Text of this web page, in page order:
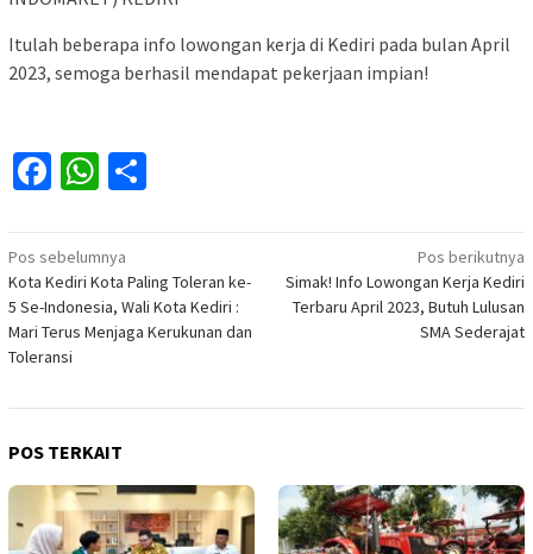
Itulah beberapa info lowongan kerja di Kediri pada bulan April
2023, semoga berhasil mendapat pekerjaan impian!
Facebook
WhatsApp
Navigasi
pos
Pos sebelumnya
Kota Kediri Kota Paling Toleran ke-
5 Se-Indonesia, Wali Kota Kediri :
Mari Terus Menjaga Kerukunan dan
Toleransi
Pos berikutnya
Simak! Info Lowongan Kerja Kediri
Terbaru April 2023, Butuh Lulusan
SMA Sederajat
POS TERKAIT